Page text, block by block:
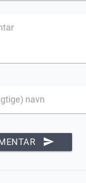
navn
send